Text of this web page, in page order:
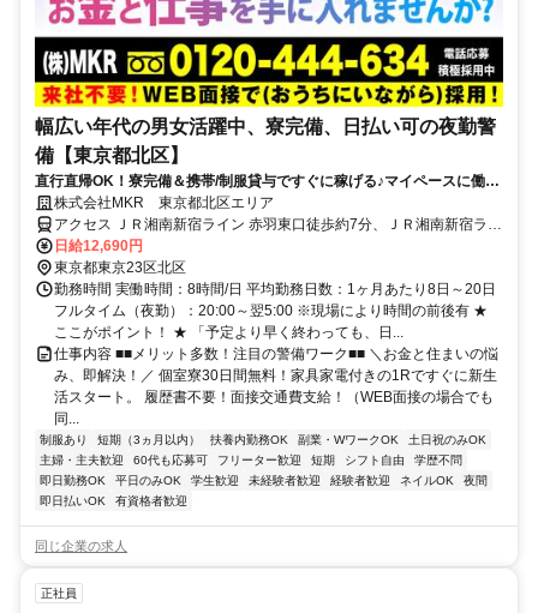
幅広い年代の男女活躍中、寮完備、日払い可の夜勤警
備【東京都北区】
直行直帰OK！寮完備＆携帯/制服貸与ですぐに稼げる♪マイペースに働け
ます！
株式会社MKR 東京都北区エリア
アクセス ＪＲ湘南新宿ライン 赤羽東口徒歩約7分、ＪＲ湘南新宿ライ
ン 赤羽東口徒歩約7分、ＪＲ湘南新宿ライン 赤羽東口徒歩約7分 東京
都北区エリア(田端駅、西ケ原駅、西ケ原四丁目駅、東十条駅)
日給12,690円
東京都東京23区北区
勤務時間 実働時間：8時間/日 平均勤務日数：1ヶ月あたり8日～20日
フルタイム（夜勤）：20:00～翌5:00 ※現場により時間の前後有 ★
ここがポイント！ ★ 「予定より早く終わっても、日...
仕事内容 ■■メリット多数！注目の警備ワーク■■ ＼お金と住まいの悩
み、即解決！／ 個室寮30日間無料！家具家電付きの1Rですぐに新生
活スタート。 履歴書不要！面接交通費支給！（WEB面接の場合でも
同...
制服あり 短期（3ヵ月以内） 扶養内勤務OK 副業・WワークOK
土日祝のみOK
主婦・主夫歓迎
60代も応募可 フリーター歓迎 短期 シフト自由
学歴不問
即日勤務OK
平日のみOK 学生歓迎 未経験者歓迎 経験者歓迎 ネイルOK
夜間
即日払いOK
有資格者歓迎
同じ企業の求人
正社員